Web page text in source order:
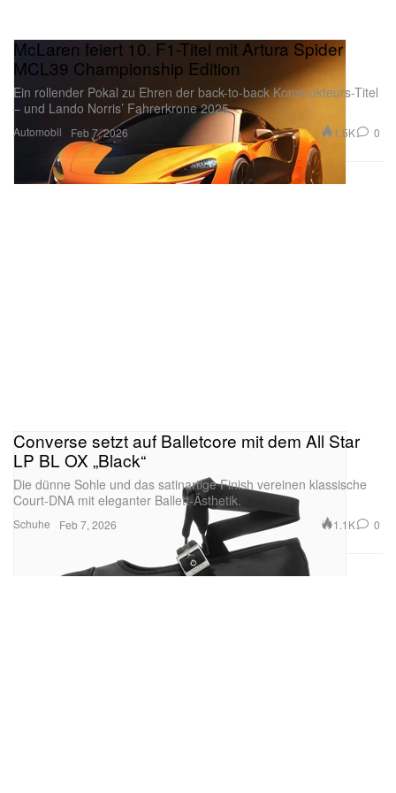
Automobil
McLaren feiert 10. F1-Titel mit Artura Spider
MCL39 Championship Edition
Ein rollender Pokal zu Ehren der back-to-back Konstrukteurs-Titel
– und Lando Norris’ Fahrerkrone 2025.
Feb 7, 2026 1.5K 0
Schuhe
Converse setzt auf Balletcore mit dem All Star
LP BL OX „Black“
Die dünne Sohle und das satinartige Finish vereinen klassische
Court-DNA mit eleganter Ballett-Ästhetik.
Feb 7, 2026 1.1K 0